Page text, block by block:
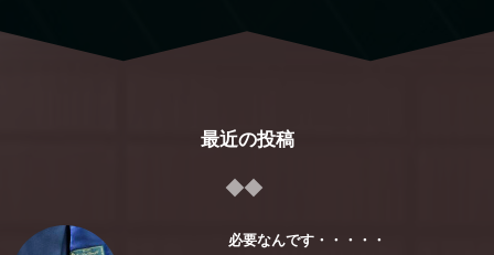
最近の投稿
必要なんです・・・・・